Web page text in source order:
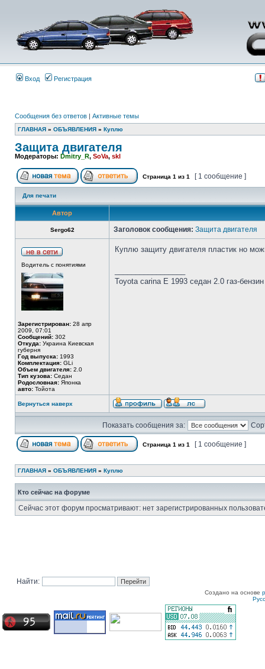
Вход Регистрация
Сообщения без ответов | Активные темы
ГЛАВНАЯ » ОБЪЯВЛЕНИЯ » Куплю
Защита двигателя
Модераторы: Dmitry_R, SoVa, skl
Страница 1 из 1 [ 1 сообщение ]
Для печати
Автор
Sergo62 Заголовок сообщения: Защита двигателя
Водитель с понятиями
Зарегистрирован: 28 апр
2009, 07:01
Сообщений: 302
Откуда: Украина Киевская
губерня
Год выпуска: 1993
Комплектация: GLi
Объем двигателя: 2.0
Тип кузова: Седан
Родословная: Японка
авто: Тойота
Куплю защиту двигателя пластик но
Toyota carina E 1993 седан 2.0 газ-
Вернуться наверх
Показать сообщения за:
Страница 1 из 1 [ 1 сообщение ]
ГЛАВНАЯ » ОБЪЯВЛЕНИЯ » Куплю
Кто сейчас на форуме
Сейчас этот форум просматривают: нет зарегистрированных
Найти:
Создано на основе